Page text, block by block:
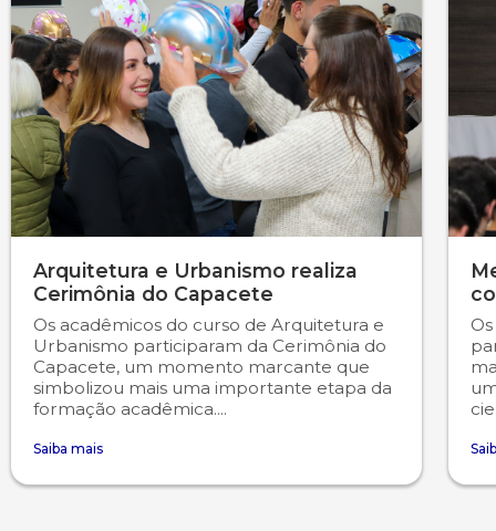
Arquitetura e Urbanismo realiza
Cerimônia do Capacete
Os acadêmicos do curso de Arquitetura e
Urbanismo participaram da Cerimônia do
Capacete, um momento marcante que
simbolizou mais uma importante etapa da
formação acadêmica....
Saiba mais
Psicologia
Publicidade e Propaganda
Segunda Chamada
Seguro Escolar
Sapien
Simulado Preparatório
Publicações Científicas
Revistas Campo Real
WhatsApp Campo Real